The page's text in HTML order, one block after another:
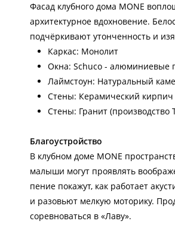
Фасад клубного дома MONE
архитектурное вдохновение.
подчёркивают утонченность и
Каркас: Монолит
Окна: Schuco - алюминиевые
Лаймстоун: Натуральный
Стены: Керамический кирпич
Стены: Гранит (производство
Благоустройство
В клубном доме MONE
малыши могут проявлять
пение покажут, как работает
и разовьют мелкую моторику.
соревноваться в «Лаву».